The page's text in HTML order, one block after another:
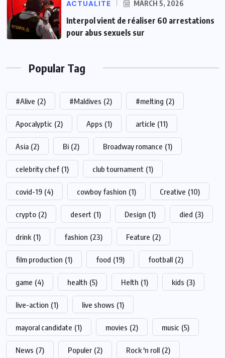
ACTUALITE MARCH 5, 2026
Interpol vient de réaliser 60 arrestations
pour abus sexuels sur
Popular Tag
#Alive (2) #Maldives (2) #melting (2)
Apocalyptic (2) Apps (1) article (11)
Asia (2) Bi (2) Broadway romance (1)
celebrity chef (1) club tournament (1)
covid-19 (4) cowboy fashion (1) Creative (10)
crypto (2) desert (1) Design (1) died (3)
drink (1) fashion (23) Feature (2)
film production (1) food (19) football (2)
game (4) health (5) Helth (1) kids (3)
live-action (1) live shows (1)
mayoral candidate (1) movies (2) music (5)
News (7) Populer (2) Rock 'n roll (2)